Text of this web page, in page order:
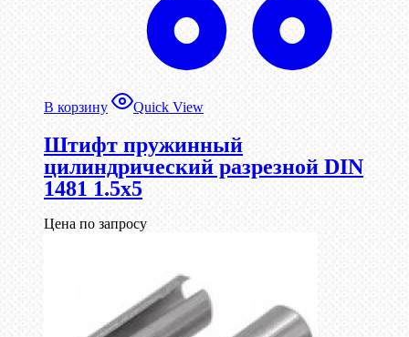
В корзину Quick View
Штифт пружинный
цилиндрический разрезной DIN
1481 1.5х5
Цена по запросу